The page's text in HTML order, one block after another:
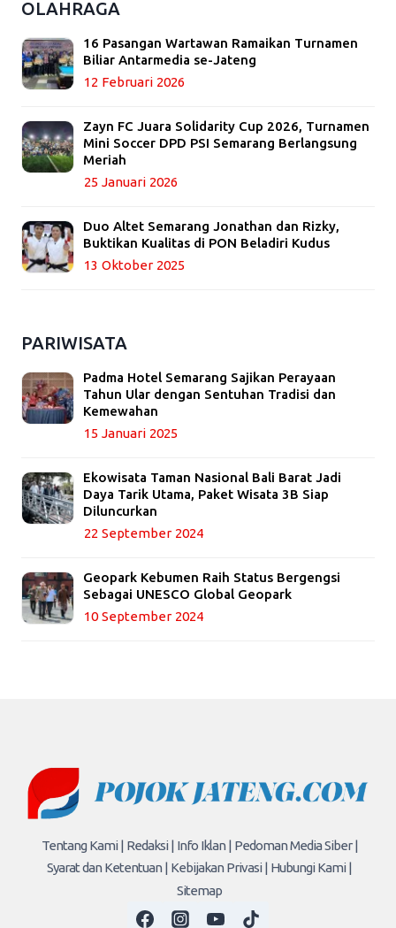
OLAHRAGA
16 Pasangan Wartawan Ramaikan Turnamen
Biliar Antarmedia se-Jateng
12 Februari 2026
Zayn FC Juara Solidarity Cup 2026, Turnamen
Mini Soccer DPD PSI Semarang Berlangsung
Meriah
25 Januari 2026
Duo Altet Semarang Jonathan dan Rizky,
Buktikan Kualitas di PON Beladiri Kudus
13 Oktober 2025
PARIWISATA
Padma Hotel Semarang Sajikan Perayaan
Tahun Ular dengan Sentuhan Tradisi dan
Kemewahan
15 Januari 2025
Ekowisata Taman Nasional Bali Barat Jadi
Daya Tarik Utama, Paket Wisata 3B Siap
Diluncurkan
22 September 2024
Geopark Kebumen Raih Status Bergengsi
Sebagai UNESCO Global Geopark
10 September 2024
Tentang Kami | Redaksi | Info Iklan | Pedoman Media Siber |
Syarat dan Ketentuan | Kebijakan Privasi | Hubungi Kami |
Sitemap